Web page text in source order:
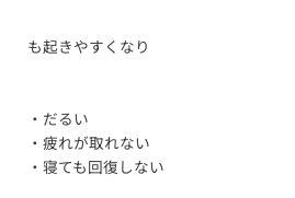
も起きやすくなり
・だるい
・疲れが取れない
・寝ても回復しない